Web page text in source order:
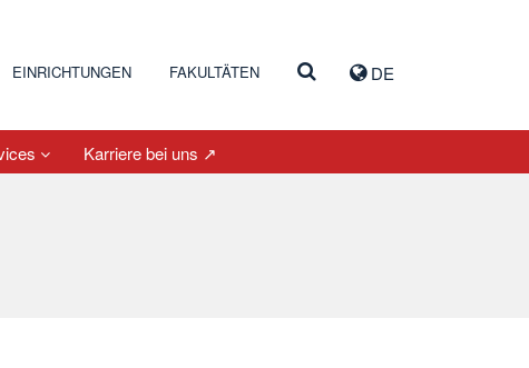
DE
EINRICHTUNGEN FAKULTÄTEN
Karriere bei uns ↗